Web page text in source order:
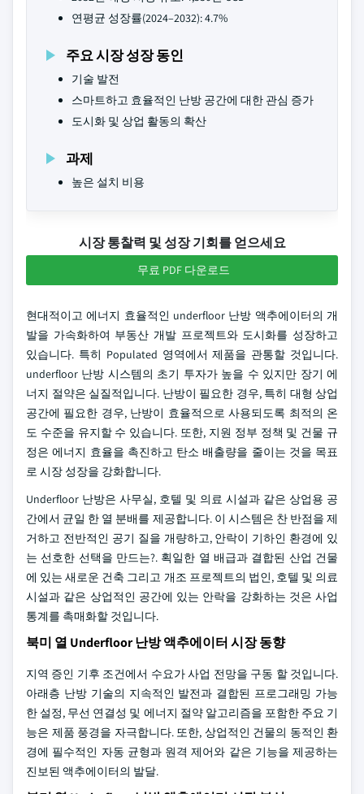
연평균 성장률(2024–2032): 4.7%
주요 시장 성장 동인
기술 발전
스마트하고 효율적인 난방 공간에 대한 관심 증가
도시화 및 상업 활동의 확산
과제
높은 설치 비용
시장 통찰력 및 성장 기회를 얻으세요
무료 PDF 다운로드
현대적이고 에너지 효율적인 underfloor 난방 액추에이터의 개
발을 가속화하여 부동산 개발 프로젝트와 도시화를 성장하고
있습니다. 특히 Populated 영역에서 제품을 관통할 것입니다.
underfloor 난방 시스템의 초기 투자가 높을 수 있지만 장기 에
너지 절약은 실질적입니다. 난방이 필요한 경우, 특히 대형 상업
공간에 필요한 경우, 난방이 효율적으로 사용되도록 최적의 온
도 수준을 유지할 수 있습니다. 또한, 지원 정부 정책 및 건물 규
정은 에너지 효율을 촉진하고 탄소 배출량을 줄이는 것을 목표
로 시장 성장을 강화합니다.
Underfloor 난방은 사무실, 호텔 및 의료 시설과 같은 상업용 공
간에서 균일 한 열 분배를 제공합니다. 이 시스템은 찬 반점을 제
거하고 전반적인 공기 질을 개량하고, 안락이 기하인 환경에 있
는 선호한 선택을 만드는?. 획일한 열 배급과 결합된 산업 건물
에 있는 새로운 건축 그리고 개조 프로젝트의 법인, 호텔 및 의료
시설과 같은 상업적인 공간에 있는 안락을 강화하는 것은 사업
통계를 촉매화할 것입니다.
북미 열 Underfloor 난방 액추에이터 시장 동향
지역 증인 기후 조건에서 수요가 사업 전망을 구동 할 것입니다.
아래층 난방 기술의 지속적인 발전과 결합된 프로그래밍 가능
한 설정, 무선 연결성 및 에너지 절약 알고리즘을 포함한 주요 기
능은 제품 풍경을 자극합니다. 또한, 상업적인 건물의 동적인 환
경에 필수적인 자동 균형과 원격 제어와 같은 기능을 제공하는
진보된 액추에이터의 발달.